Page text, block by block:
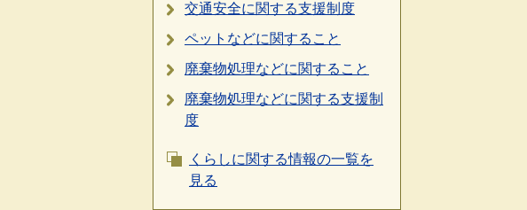
交通安全に関する支援制度
ペットなどに関すること
廃棄物処理などに関すること
廃棄物処理などに関する支援制
度
くらしに関する情報の一覧を
見る